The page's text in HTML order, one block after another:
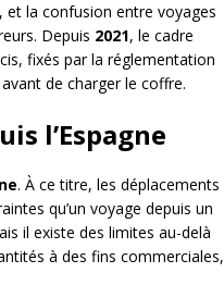
et la confusion entre voyages
Depuis 2021, le cadre
fixés par la réglementation
de charger le coffre.
l’Espagne
. À ce titre, les déplacements
qu’un voyage depuis un
il existe des limites au-delà
à des fins commerciales,